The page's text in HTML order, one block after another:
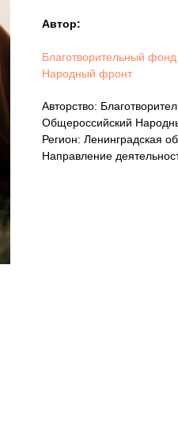
Автор:
Благотворительный
Народный фронт
Авторство:
Общероссийский
Регион: Ленинградская
Направление